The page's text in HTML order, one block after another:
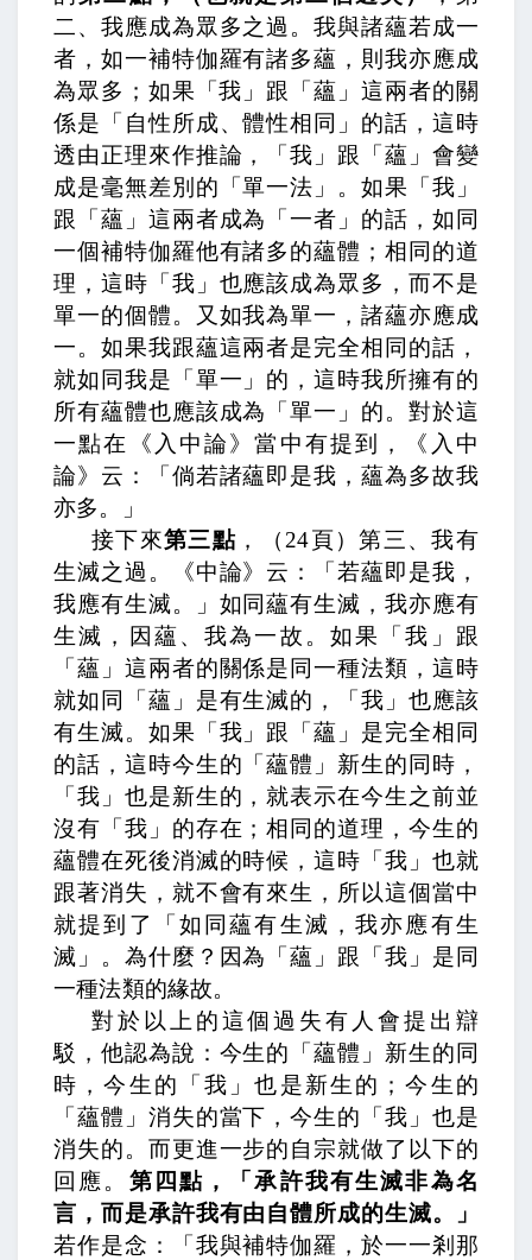
二、我應成為眾多之過。我與諸蘊若成一
者，如一補特伽羅有諸多蘊，則我亦應成
為眾多； 如果「我」跟「蘊」這兩者的關
係是「自性所成、體性相同」的話，這時
透由正理來作推論，「我」跟「蘊」會變
成是毫無差別的「單一法」。如果「我」
跟「蘊」這兩者成為「一者」的話，如同
一個補特伽羅他有諸多的蘊體；相同的道
理，這時「我」也應該成為眾多，而不是
單一的個體。
又如我為單一，諸蘊亦應成
一。 如果我跟蘊這兩者是完全相同的話，
就如同我是「單一」的，這時我所擁有的
所有蘊體也應該成為「單一」的。對於這
一點在《入中論》當中有提到，
《入中
論》云：「倘若諸蘊即是我，蘊為多故我
亦多。」
接下來第三點 ， （ 24頁）第三、我有
生滅之過。《中論》云：「若蘊即是我，
我應有生滅。」如同蘊有生滅，我亦應有
生滅，因蘊、我為一故。 如果「我」跟
「蘊」這兩者的關係是同一種法類，這時
就如同「蘊」是有生滅的，「我」也應該
有生滅。如果「我」跟「蘊」是完全相同
的話，這時今生的「蘊體」新生的同時，
「我」也是新生的，就表示在今生之前並
沒有「我」的存在；相同的道理，今生的
蘊體在死後消滅的時候，這時「我」也就
跟著消失，就不會有來生，所以這個當中
就提到了「如同蘊有生滅，我亦應有生
滅」。為什麼？因為「蘊」跟「我」是同
一種法類的緣故。
對於以上的這個過失有人會提出辯
駁，他認為說：今生的「蘊體」新生的同
時，今生的「我」也是新生的；今生的
「蘊體」消失的當下，今生的「我」也是
消失的。而更進一步的自宗就做了以下的
回應。 第四點，「承許我有生滅非為名
言，而是承許我有由自體所成的生滅。」
若作是念：「我與補特伽羅，於一一剎那